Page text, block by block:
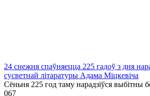
24 снежня спаўняецца 225 гадоў з дня
сусветнай літаратуры Адама Міцкевіча
Сёньня 225 год таму нарадзіўся выбітны
067